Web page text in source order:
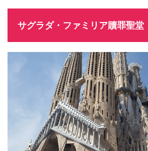
サグラダ・ファミリア贖罪聖堂